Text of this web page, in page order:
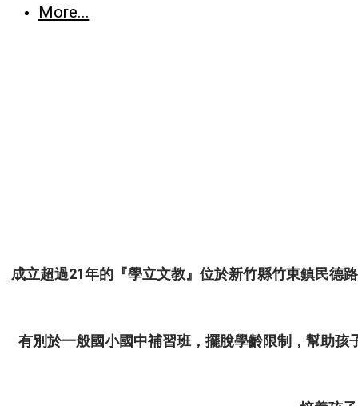
More...
成立超過21年的『學立文教』位於新竹縣竹東鎮民德
有別於一般國小國中補習班，擺脫學齡限制，幫助